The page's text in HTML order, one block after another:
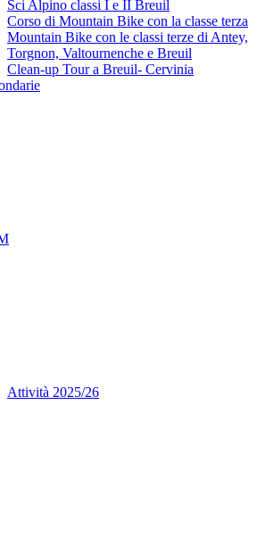
Sci Alpino classi I e II Breuil
Corso di Mountain Bike con la classe terza
Mountain Bike con le classi terze di Antey,
Torgnon, Valtournenche e Breuil
Clean-up Tour a Breuil- Cervinia
Attività 2025/26